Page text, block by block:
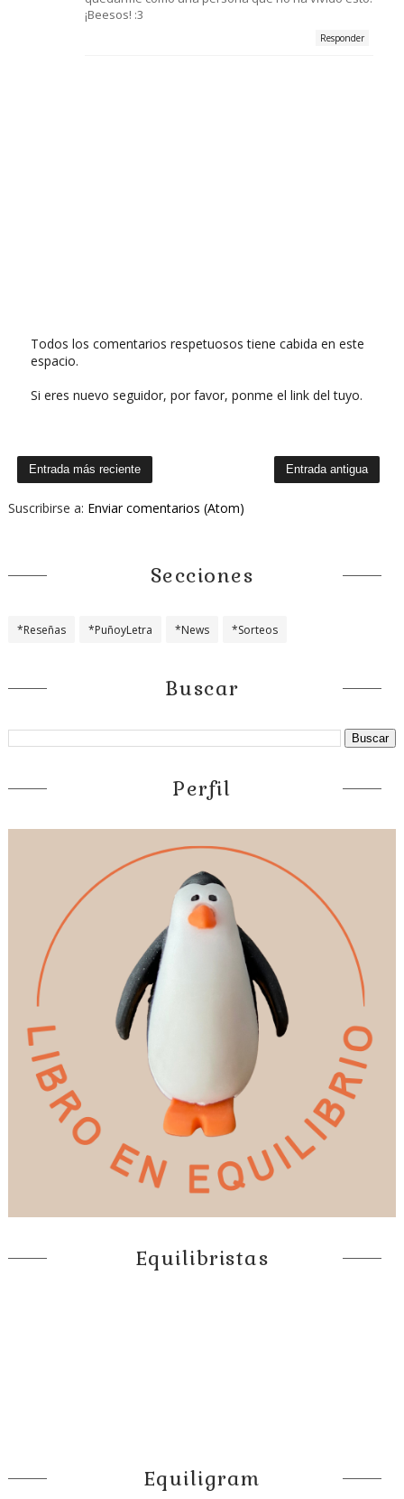
¡Beesos! :3
Responder
Todos los comentarios respetuosos tiene cabida en este
espacio.
Si eres nuevo seguidor, por favor, ponme el link del tuyo.
Entrada más reciente Entrada antigua
Suscribirse a: Enviar comentarios (Atom)
Secciones
*Reseñas *PuñoyLetra *News *Sorteos
Buscar
Perfil
Equilibristas
Equiligram